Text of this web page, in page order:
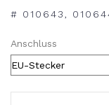
# 010643,
Anschluss
ALTERNATIVE: